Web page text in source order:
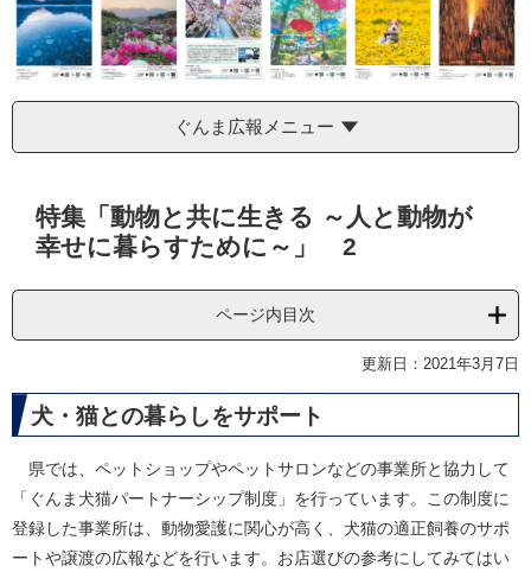
ぐんま広報メニュー
特集「動物と共に生きる ～人と動物が
幸せに暮らすために～」 2
ページ内目次
更新日：2021年3月7日
犬・猫との暮らしをサポート
県では、ペットショップやペットサロンなどの事業所と協力して
「ぐんま犬猫パートナーシップ制度」を行っています。この制度に
登録した事業所は、動物愛護に関心が高く、犬猫の適正飼養のサポ
ートや譲渡の広報などを行います。お店選びの参考にしてみてはい